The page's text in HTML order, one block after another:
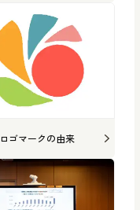
ロゴマークの由来